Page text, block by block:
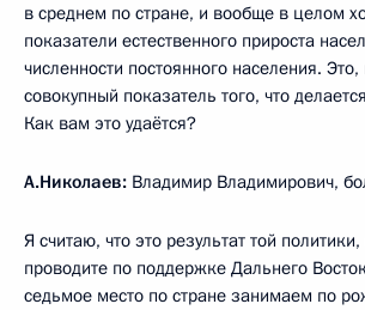
в среднем по стране, и вообще в целом
показатели естественного прироста
численности постоянного населения.
совокупный показатель того, что
Как вам это удаётся?
А.Николаев: Владимир Владимирович,
Я считаю, что это результат той
проводите по поддержке Дальнего
седьмое место по стране занимаем по